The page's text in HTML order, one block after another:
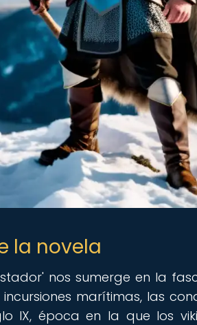
la novela
nos sumerge en la
marítimas, las
IX, época en la que los